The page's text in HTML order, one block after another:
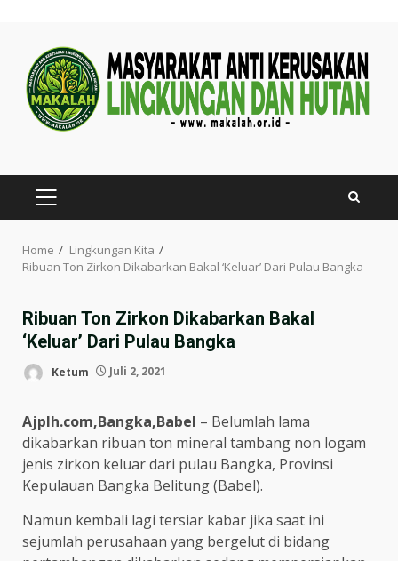
content
PRIMARY
MENU
Home
Lingkungan Kita
Ribuan Ton Zirkon Dikabarkan Bakal ‘Keluar’ Dari Pulau Bangka
Ribuan Ton Zirkon Dikabarkan Bakal
‘Keluar’ Dari Pulau Bangka
Ketum Juli 2, 2021
Ajplh.com,Bangka,Babel – Belumlah lama
dikabarkan ribuan ton mineral tambang non logam
jenis zirkon keluar dari pulau Bangka, Provinsi
Kepulauan Bangka Belitung (Babel).
Namun kembali lagi tersiar kabar jika saat ini
sejumlah perusahaan yang bergelut di bidang